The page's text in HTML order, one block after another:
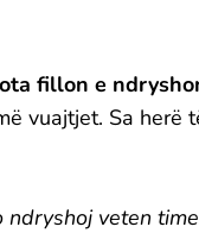
fillon e
vuajtjet. Sa herë
ndryshoj veten